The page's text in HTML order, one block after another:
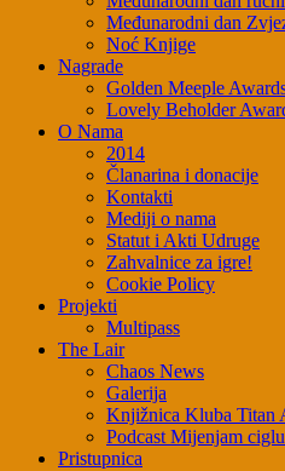
Međunarodni dan
Noć Knjige
Nagrade
Golden Meeple
Lovely Beholder
O Nama
2014
Članarina i donacije
Kontakti
Mediji o nama
Statut i Akti Udruge
Zahvalnice za igre!
Cookie Policy
Projekti
Multipass
The Lair
Chaos News
Galerija
Knjižnica Kluba Titan
Podcast Mijenjam
Pristupnica